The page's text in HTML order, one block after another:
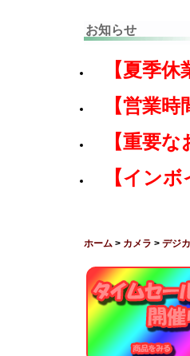
お知らせ
【夏季
【営業時
【重要
【イン
ホーム > カメラ > デジ